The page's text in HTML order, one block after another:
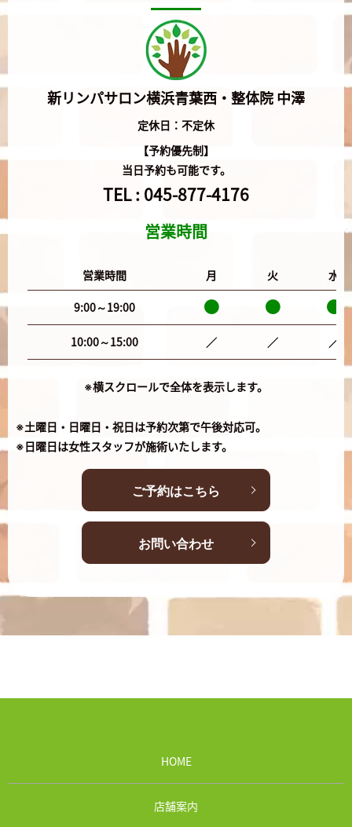
新リンパサロン横浜青葉西・整体院 中澤
定休日：不定休
【予約優先制】
当日予約も可能です。
TEL : 045-877-4176
営業時間
営業時間 月 火 水
9:00～19:00
10:00～15:00 ／ ／ ／
※横スクロールで全体を表示します。
※土曜日・日曜日・祝日は予約次第で午後対応可。
※日曜日は女性スタッフが施術いたします。
ご予約はこちら
お問い合わせ
HOME
店舗案内